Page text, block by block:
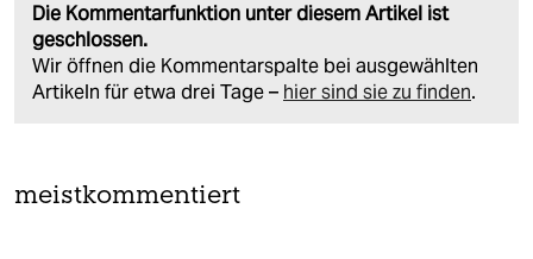
Die Kommentarfunktion unter diesem Artikel ist
geschlossen.
Wir öffnen die Kommentarspalte bei ausgewählten
Artikeln für etwa drei Tage – hier sind sie zu finden.
meistkommentiert